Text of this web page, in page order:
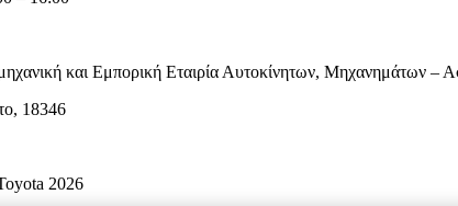
και Εμπορική Εταιρία Αυτοκίνητων, Μηχανημάτων –
18346
2026